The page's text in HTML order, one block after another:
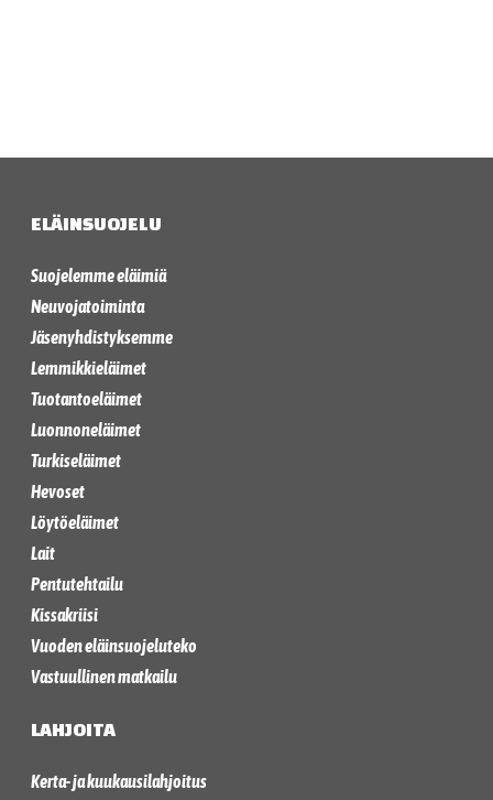
ELÄINSUOJELU
Suojelemme eläimiä
Neuvojatoiminta
Jäsenyhdistyksemme
Lemmikkieläimet
Tuotantoeläimet
Luonnoneläimet
Turkiseläimet
Hevoset
Löytöeläimet
Lait
Pentutehtailu
Kissakriisi
Vuoden eläinsuojeluteko
Vastuullinen matkailu
LAHJOITA
Kerta- ja kuukausilahjoitus